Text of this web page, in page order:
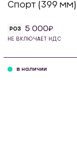
Спорт (399 мм)
РОЗ 5 000
НЕ ВКЛЮЧАЕТ НДС
в наличии